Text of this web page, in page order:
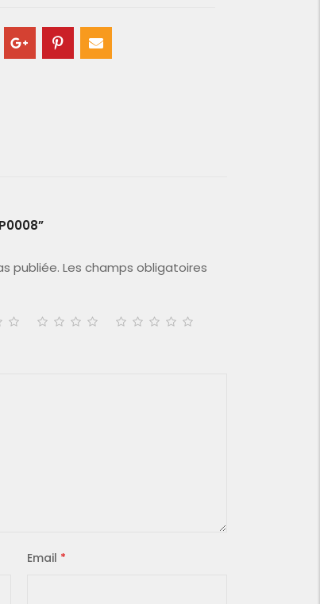
publiée. Les champs obligatoires
Email *